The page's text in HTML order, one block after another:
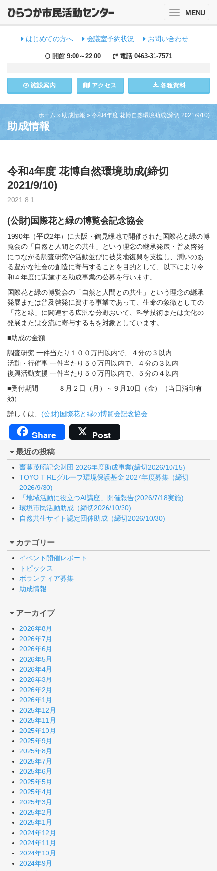
はじめての方へ 会議室予約状況 お問い合わせ
開館 9:00～22:00 電話 0463-31-7571
施設案内 アクセス 各種資料
ToggleMENU
ホーム » 助成情報 » 令和4年度 花博自然環境助成(締切 2021/9/10)
助成情報
令和4年度 花博自然環境助成(締切
2021/9/10)
2021.8.1
(公財)国際花と緑の博覧会記念協会
1990年（平成2年）に大阪・鶴見緑地で開催された国際花と緑の博
覧会の「自然と人間との共生」という理念の継承発展・普及啓発
につながる調査研究や活動並びに被災地復興を支援し、潤いのあ
る豊かな社会の創造に寄与することを目的として、以下により令
和４年度に実施する助成事業の公募を行います。
国際花と緑の博覧会の「自然と人間との共生」という理念の継承
発展または普及啓発に資する事業であって、生命の象徴としての
「花と緑」に関連する広汎な分野おいて、科学技術または文化の
発展または交流に寄与するもを対象としています。
■助成の金額
調査研究 一件当たり１００万円以内で、４分の３以内
活動・行催事 一件当たり５０万円以内で、４分の３以内
復興活動支援 一件当たり５０万円以内で、５分の４以内
■受付期間 ８月２日（月）～９月10日（金）（当日消印有
効）
詳しくは、 (公財)国際花と緑の博覧会記念協会
Share Post
最近の投稿
齋藤茂昭記念財団 2026年度助成事業(締切2026/10/15)
TOYO TIREグループ環境保護基金 2027年度募集（締切
2026/9/30)
「地域活動に役立つAI講座」開催報告(2026/7/18実施)
環境市民活動助成（締切2026/10/30)
自然共生サイト認定団体助成（締切2026/10/30)
カテゴリー
イベント開催レポート
トピックス
ボランティア募集
助成情報
アーカイブ
2026年8月
2026年7月
2026年6月
2026年5月
2026年4月
2026年3月
2026年2月
2026年1月
2025年12月
2025年11月
2025年10月
2025年9月
2025年8月
2025年7月
2025年6月
2025年5月
2025年4月
2025年3月
2025年2月
2025年1月
2024年12月
2024年11月
2024年10月
2024年9月